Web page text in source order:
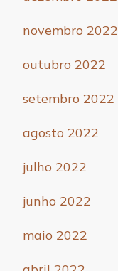
novembro 2022
outubro 2022
setembro 2022
agosto 2022
julho 2022
junho 2022
maio 2022